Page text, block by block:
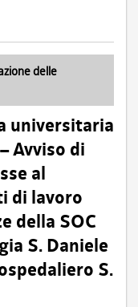
delle
universitaria
Avviso di
al
di lavoro
della SOC
S. Daniele
S.